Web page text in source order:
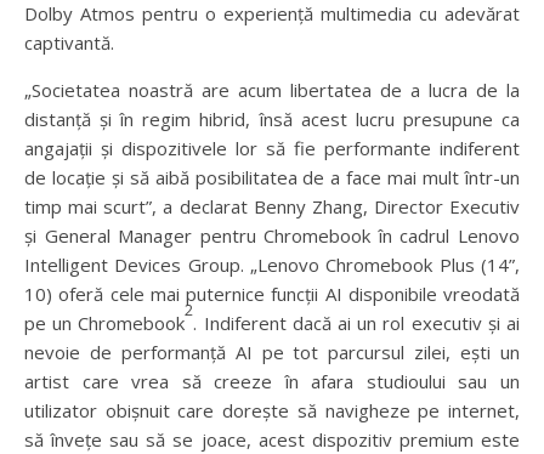
Dolby Atmos pentru o experiență multimedia cu adevărat
captivantă.
„Societatea noastră are acum libertatea de a lucra de la
distanță și în regim hibrid, însă acest lucru presupune ca
angajații și dispozitivele lor să fie performante indiferent
de locație și să aibă posibilitatea de a face mai mult într-un
timp mai scurt”, a declarat Benny Zhang, Director Executiv
și General Manager pentru Chromebook în cadrul Lenovo
Intelligent Devices Group. „Lenovo Chromebook Plus (14”,
10) oferă cele mai puternice funcții AI disponibile vreodată
pe un Chromebook
2
. Indiferent dacă ai un rol executiv și ai
nevoie de performanță AI pe tot parcursul zilei, ești un
artist care vrea să creeze în afara studioului sau un
utilizator obișnuit care dorește să navigheze pe internet,
să învețe sau să se joace, acest dispozitiv premium este